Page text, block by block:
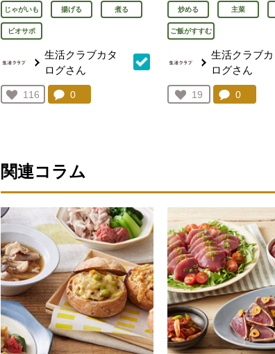
じゃがいも 揚げる 煮る
ビオサポ
生活クラブカタ
ログさん
お気に入り登録：
116
人が登録
コメント：
0
炒める 主菜
ご飯がすすむ
生活クラブカ
ログさん
お気に入り登録：
19
人が登録
コメント
0件。コ
関連コラム